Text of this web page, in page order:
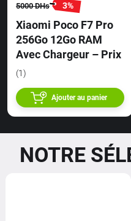
5000DHs 3%
Xiaomi Poco F7 Pro
256Go 12Go RAM
Avec Chargeur – Prix
(1)
Ajouter au panier
NOTRE